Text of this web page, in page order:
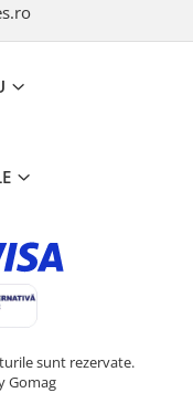
sunt rezervate.
Gomag